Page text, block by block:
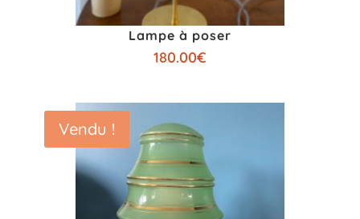
Lampe à poser
180.00€
Vendu !